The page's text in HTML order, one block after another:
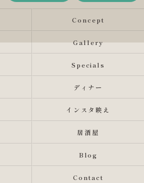
Concept
Gallery
Specials
ディナー
インスタ映え
居酒屋
Blog
Contact